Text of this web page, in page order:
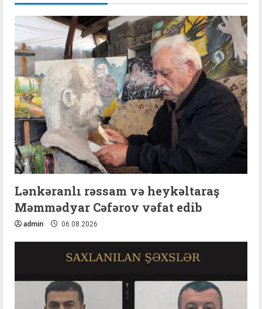
Lənkəranlı rəssam və heykəltaraş
Məmmədyar Cəfərov vəfat edib
admin 06.08.2026